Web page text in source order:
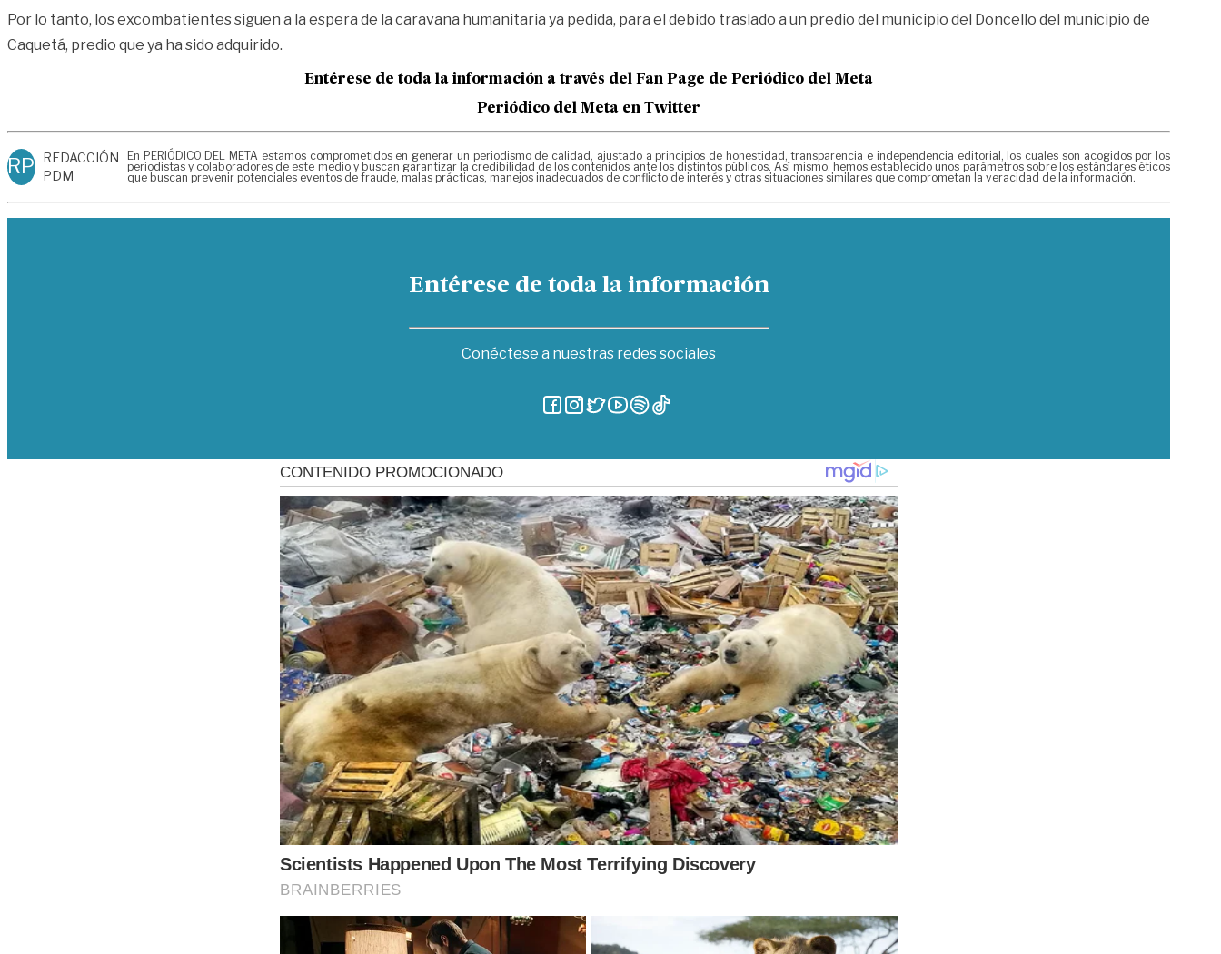
Por lo tanto, los excombatientes siguen a la espera de la caravana humanitaria ya pedida, para el debido traslado a un predio del municipio del Doncello del municipio de
Caquetá, predio que ya ha sido adquirido.
Entérese de toda la información a través del Fan Page de Periódico del Meta
Periódico del Meta en Twitter
RP REDACCIÓN
PDM
En PERIÓDICO DEL META estamos comprometidos en generar un periodismo de calidad, ajustado a principios de honestidad, transparencia e independencia editorial, los cuales son acogidos por los
periodistas y colaboradores de este medio y buscan garantizar la credibilidad de los contenidos ante los distintos públicos. Así mismo, hemos establecido unos parámetros sobre los estándares éticos
que buscan prevenir potenciales eventos de fraude, malas prácticas, manejos inadecuados de conflicto de interés y otras situaciones similares que comprometan la veracidad de la información.
Entérese de toda la información
Conéctese a nuestras redes sociales